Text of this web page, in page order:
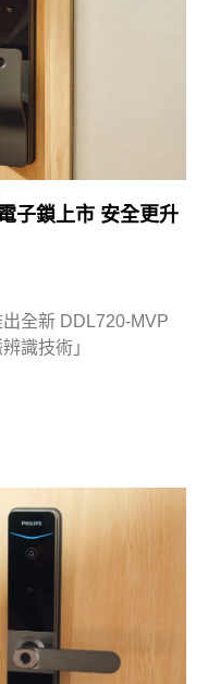
子鎖上市 安全更升
全新 DDL720-MVP
識技術」